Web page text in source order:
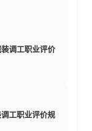
调工职业评价
工职业评价规